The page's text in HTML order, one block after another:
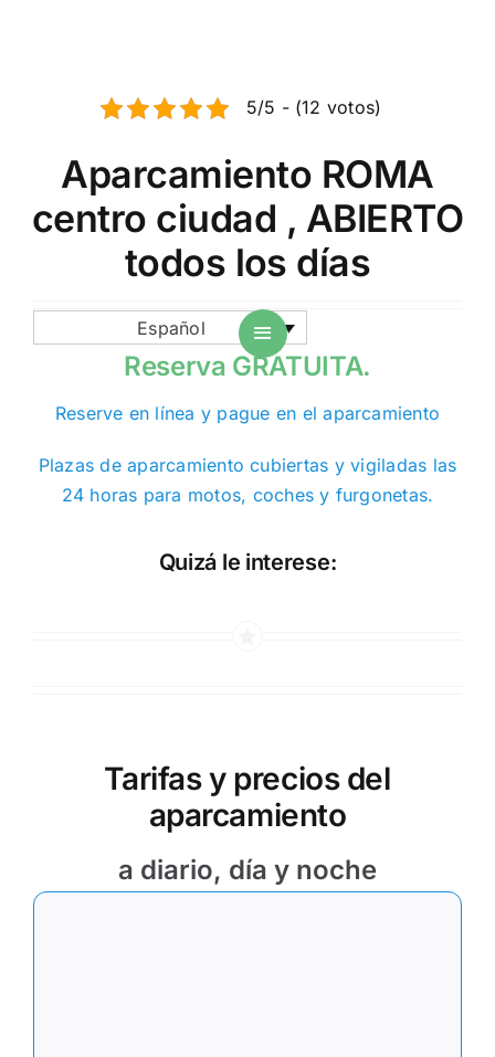
5/5 - (12 votos)
Aparcamiento ROMA
centro ciudad , ABIERTO
todos los días
Español
Reserva GRATUITA.
Reserve en línea y pague en el aparcamiento
Plazas de aparcamiento cubiertas y vigiladas las
24 horas para motos, coches y furgonetas.
Quizá le interese:
Tarifas y precios del
aparcamiento
a diario, día y noche